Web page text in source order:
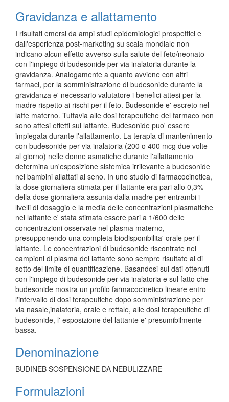
Gravidanza e allattamento
I risultati emersi da ampi studi epidemiologici prospettici e
dall'esperienza post-marketing su scala mondiale non
indicano alcun effetto avverso sulla salute del feto/neonato
con l'impiego di budesonide per via inalatoria durante la
gravidanza. Analogamente a quanto avviene con altri
farmaci, per la somministrazione di budesonide durante la
gravidanza e' necessario valutatore i benefici attesi per la
madre rispetto ai rischi per il feto. Budesonide e' escreto nel
latte materno. Tuttavia alle dosi terapeutiche del farmaco non
sono attesi effetti sul lattante. Budesonide puo' essere
impiegata durante l'allattamento. La terapia di mantenimento
con budesonide per via inalatoria (200 o 400 mcg due volte
al giorno) nelle donne asmatiche durante l'allattamento
determina un'esposizione sistemica irrilevante a budesonide
nei bambini allattati al seno. In uno studio di farmacocinetica,
la dose giornaliera stimata per il lattante era pari allo 0,3%
della dose giornaliera assunta dalla madre per entrambi i
livelli di dosaggio e la media delle concentrazioni plasmatiche
nel lattante e' stata stimata essere pari a 1/600 delle
concentrazioni osservate nel plasma materno,
presupponendo una completa biodisponibilita' orale per il
lattante. Le concentrazioni di budesonide riscontrate nei
campioni di plasma del lattante sono sempre risultate al di
sotto del limite di quantificazione. Basandosi sui dati ottenuti
con l'impiego di budesonide per via inalatoria e sul fatto che
budesonide mostra un profilo farmacocinetico lineare entro
l'intervallo di dosi terapeutiche dopo somministrazione per
via nasale,inalatoria, orale e rettale, alle dosi terapeutiche di
budesonide, l' esposizione del lattante e' presumibilmente
bassa.
Denominazione
BUDINEB SOSPENSIONE DA NEBULIZZARE
Formulazioni